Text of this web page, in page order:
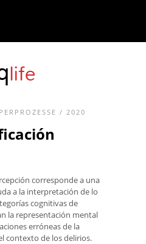
/ 2020
corresponde a una
a la interpretación de lo
cognitivas de
la representación mental
erróneas de la
contexto de los delirios.